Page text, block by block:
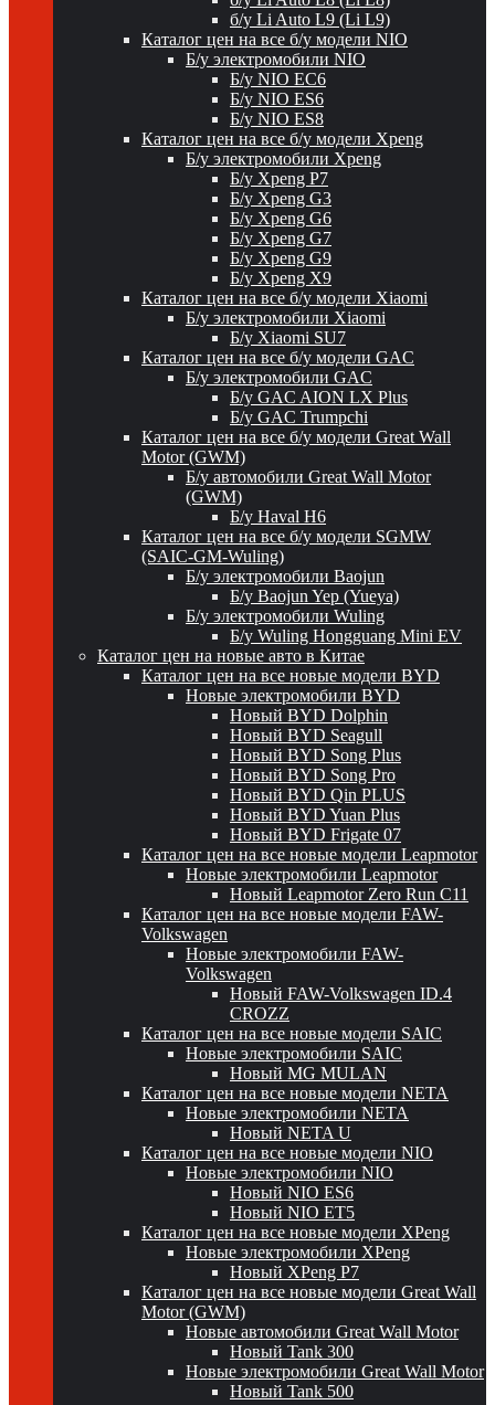
б/у Li Auto L9 (Li L9)
Каталог цен на все б/у модели NIO
Б/у электромобили NIO
Б/у NIO EC6
Б/у NIO ES6
Б/у NIO ES8
Каталог цен на все б/у модели Xpeng
Б/у электромобили Xpeng
Б/у Xpeng P7
Б/у Xpeng G3
Б/у Xpeng G6
Б/у Xpeng G7
Б/у Xpeng G9
Б/у Xpeng X9
Каталог цен на все б/у модели Xiaomi
Б/у электромобили Xiaomi
Б/у Xiaomi SU7
Каталог цен на все б/у модели GAC
Б/у электромобили GAC
Б/у GAC AION LX Plus
Б/у GAC Trumpchi
Каталог цен на все б/у модели Great Wall
Motor (GWM)
Б/у автомобили Great Wall Motor
(GWM)
Б/у Haval H6
Каталог цен на все б/у модели SGMW
(SAIC-GM-Wuling)
Б/у электромобили Baojun
Б/у Baojun Yep (Yueya)
Б/у электромобили Wuling
Б/у Wuling Hongguang Mini EV
Каталог цен на новые авто в Китае
Каталог цен на все новые модели BYD
Новые электромобили BYD
Новый BYD Dolphin
Новый BYD Seagull
Новый BYD Song Plus
Новый BYD Song Pro
Новый BYD Qin PLUS
Новый BYD Yuan Plus
Новый BYD Frigate 07
Каталог цен на все новые модели Leapmotor
Новые электромобили Leapmotor
Новый Leapmotor Zero Run C11
Каталог цен на все новые модели FAW-
Volkswagen
Новые электромобили FAW-
Volkswagen
Новый FAW-Volkswagen ID.4
CROZZ
Каталог цен на все новые модели SAIC
Новые электромобили SAIC
Новый MG MULAN
Каталог цен на все новые модели NETA
Новые электромобили NETA
Новый NETA U
Каталог цен на все новые модели NIO
Новые электромобили NIO
Новый NIO ES6
Новый NIO ET5
Каталог цен на все новые модели XPeng
Новые электромобили XPeng
Новый XPeng P7
Каталог цен на все новые модели Great Wall
Motor (GWM)
Новые автомобили Great Wall Motor
Новый Tank 300
Новые электромобили Great Wall Motor
Новый Tank 500